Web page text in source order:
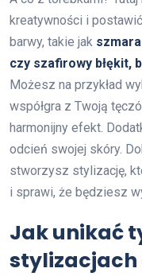
kreatywności i
barwy, takie jak
czy szafirowy błękit,
Możesz na przykład
współgra z Twoją
harmonijny efekt.
odcień swojej skóry.
stworzysz stylizację,
i sprawi, że będziesz
Jak unikać
stylizacjach